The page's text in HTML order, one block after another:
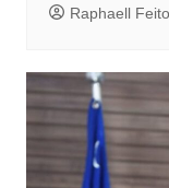
Raphaell